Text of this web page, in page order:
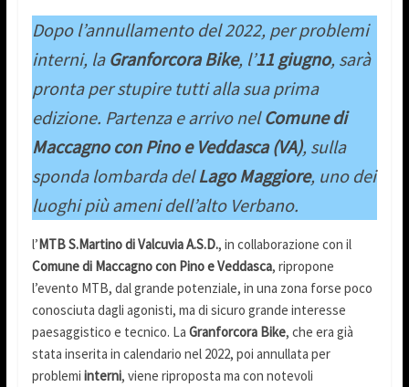
Dopo l’annullamento del 2022, per problemi
interni, la Granforcora Bike, l’11 giugno, sarà
pronta per stupire tutti alla sua prima
edizione. Partenza e arrivo nelComune di
Maccagno con Pino e Veddasca (VA), sulla
sponda lombarda delLago Maggiore, uno dei
luoghi più ameni dell’alto Verbano.
l’MTB S.Martino di Valcuvia A.S.D., in collaborazione con il
Comune di Maccagno con Pino e Veddasca, ripropone
l’evento MTB, dal grande potenziale, in una zona forse poco
conosciuta dagli agonisti, ma di sicuro grande interesse
paesaggistico e tecnico. La Granforcora Bike, che era già
stata inserita in calendario nel 2022, poi annullata per
problemi interni, viene riproposta ma con notevoli